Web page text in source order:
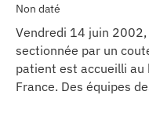
l’éditeur
un CHU
Non daté
Vendredi 14 juin 2002,
sectionnée par un
patient est accueilli au
France. Des équipes